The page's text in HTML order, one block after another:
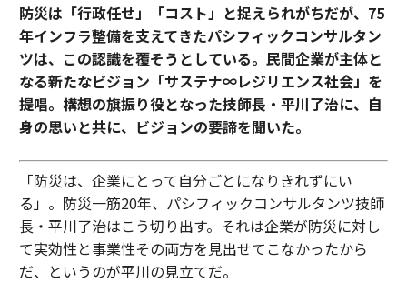
防災は「行政任せ」「コスト」と捉えられがちだが、75
年インフラ整備を支えてきたパシフィックコンサルタン
ツは、この認識を覆そうとしている。民間企業が主体と
なる新たなビジョン「サステナ∞レジリエンス社会」を
提唱。構想の旗振り役となった技師長・平川了治に、自
身の思いと共に、ビジョンの要諦を聞いた。
「防災は、企業にとって自分ごとになりきれずにい
る」。防災一筋20年、パシフィックコンサルタンツ技師
長・平川了治はこう切り出す。それは企業が防災に対し
て実効性と事業性その両方を見出せてこなかったから
だ、というのが平川の見立てだ。